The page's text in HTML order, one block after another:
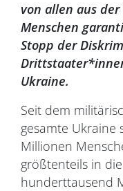
von allen aus
Menschen
Stopp der
Ukraine.
Seit dem
gesamte Ukraine
Millionen
größtenteils in
hunderttausend